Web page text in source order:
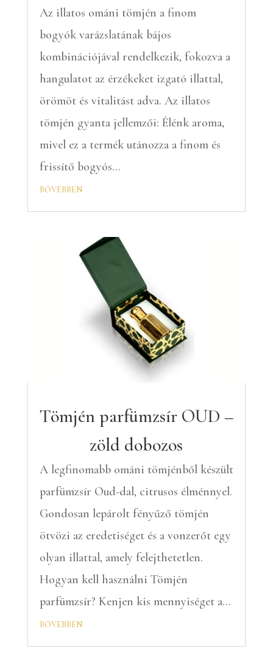
Az illatos ománi tömjén a finom
bogyók varázslatának bájos
kombinációjával rendelkezik, fokozva a
hangulatot az érzékeket izgató illattal,
örömöt és vitalitást adva. Az illatos
tömjén gyanta jellemzői: Élénk aroma,
mivel ez a termék utánozza a finom és
frissítő bogyós...
bővebben
Tömjén parfümzsír OUD –
zöld dobozos
A legfinomabb ománi tömjénből készült
parfümzsír Oud-dal, citrusos élménnyel.
Gondosan lepárolt fényűző tömjén
ötvözi az eredetiséget és a vonzerőt egy
olyan illattal, amely felejthetetlen.
Hogyan kell használni Tömjén
parfümzsír? Kenjen kis mennyiséget a...
bővebben